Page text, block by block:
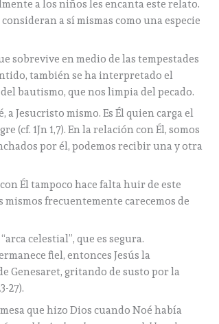
a los niños les encanta este relato.
a sí mismas como una especie
sobrevive en medio de las tempestades
también se ha interpretado el
bautismo, que nos limpia del pecado.
Jesucristo mismo. Es Él quien carga el
(cf. 1Jn 1,7). En la relación con Él, somos
por él, podemos recibir una y otra
Él tampoco hace falta huir de este
mismos frecuentemente carecemos de
celestial”, que es segura.
fiel, entonces Jesús la
Genesaret, gritando de susto por la
27).
que hizo Dios cuando Noé había